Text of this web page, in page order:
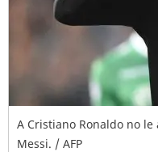
A Cristiano Ronaldo no
Messi. / AFP